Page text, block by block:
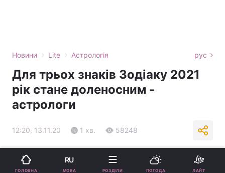
Новини › Lite › Астрологія рус
Для трьох знаків Зодіаку 2021
рік стане доленосним -
астрологи
12:20, 13.11.20 1 хв. 58248
Підпишіться на нас в Google
ГОЛОВНА
RU
МОВА РОЗДІЛИ ПОГОДА ЛАЙТ